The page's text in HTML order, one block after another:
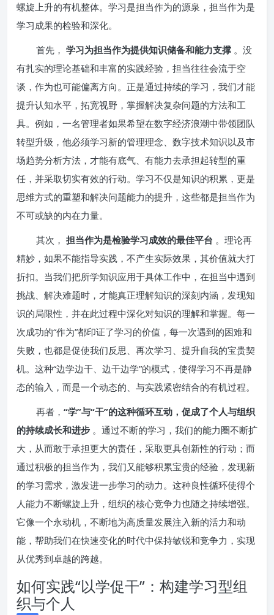
螺旋上升的有机整体。学习是担当作为的源泉，担当作为是
学习成果的检验和深化。
首先， 学习为担当作为提供知识储备和能力支撑 。没
有扎实的理论基础和丰富的实践经验，担当往往会流于空
谈，作为也可能偏离方向。正是通过持续的学习，我们才能
提升认知水平，拓宽视野，掌握解决复杂问题的方法和工
具。例如，一名管理者如果希望在数字经济浪潮中带领团队
转型升级，他必须学习新的管理理念、数字技术知识以及市
场趋势分析方法，才能有底气、有能力去承担起转型的重
任，并采取切实有效的行动。学习不仅是知识的积累，更是
思维方式的重塑和解决问题能力的提升，这些都是担当作为
不可或缺的内在力量。
其次， 担当作为是检验学习成效的最佳平台 。理论再
精妙，如果不能指导实践，不产生实际效果，其价值就大打
折扣。当我们把所学知识应用于具体工作中，在担当中遇到
挑战、解决难题时，才能真正理解知识的深刻内涵，发现知
识的局限性，并在此过程中深化对知识的理解和掌握。每一
次成功的“作为”都印证了学习的价值，每一次遇到的困难和
失败，也都是促使我们反思、再次学习、提升自我的宝贵契
机。这种“边学边干、边干边学”的模式，使得学习不再是静
态的输入，而是一个动态的、与实践紧密结合的有机过程。
再者， “学”与“干”的这种循环互动，促成了个人与组织
的持续成长和进步 。通过不断的学习，我们的能力圈不断扩
大，从而敢于承担更大的责任，采取更具创新性的行动；而
通过积极的担当作为，我们又能够积累宝贵的经验，发现新
的学习需求，激发进一步学习的动力。这种良性循环使得个
人能力不断螺旋上升，组织的核心竞争力也随之持续增强。
它像一个永动机，不断地为高质量发展注入新的活力和动
能，帮助我们在快速变化的时代中保持敏锐和竞争力，实现
从优秀到卓越的跨越。
如何实践“以学促干”：构建学习型组
织与个人